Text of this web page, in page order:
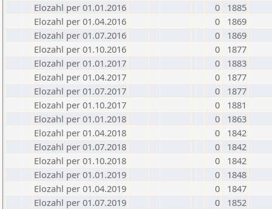
Elozahl per 01.01.2016
0
1885
Elozahl per 01.04.2016
0
1869
Elozahl per 01.07.2016
0
1869
Elozahl per 01.10.2016
0
1877
Elozahl per 01.01.2017
0
1883
Elozahl per 01.04.2017
0
1877
Elozahl per 01.07.2017
0
1877
Elozahl per 01.10.2017
0
1881
Elozahl per 01.01.2018
0
1863
Elozahl per 01.04.2018
0
1842
Elozahl per 01.07.2018
0
1842
Elozahl per 01.10.2018
0
1842
Elozahl per 01.01.2019
0
1848
Elozahl per 01.04.2019
0
1847
Elozahl per 01.07.2019
0
1852